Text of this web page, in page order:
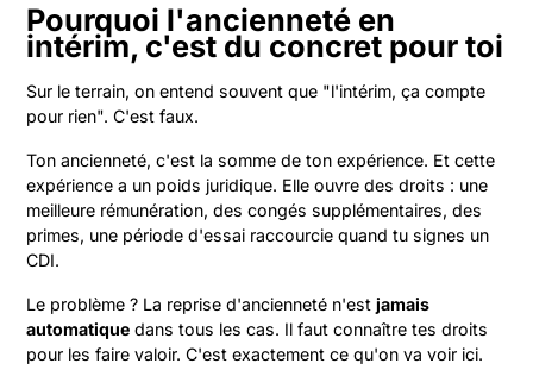
Pourquoi l'ancienneté en
intérim, c'est du concret pour toi
Sur le terrain, on entend souvent que "l'intérim, ça compte
pour rien". C'est faux.
Ton ancienneté, c'est la somme de ton expérience. Et cette
expérience a un poids juridique. Elle ouvre des droits : une
meilleure rémunération, des congés supplémentaires, des
primes, une période d'essai raccourcie quand tu signes un
CDI.
Le problème ? La reprise d'ancienneté n'estjamais
automatique dans tous les cas. Il faut connaître tes droits
pour les faire valoir. C'est exactement ce qu'on va voir ici.